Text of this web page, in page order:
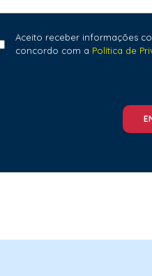
Aceito receber informações
concordo com a Política de